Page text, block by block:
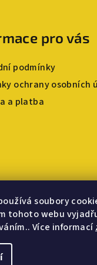
soubory
tohoto webu
Více informací
pro vás
podmínky
ochrany osobních
a platba